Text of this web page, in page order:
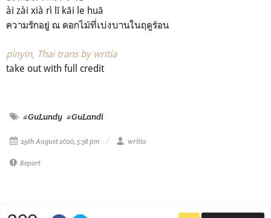
ài zài xià rì lǐ kāi le huā
ความรักอยู่ ณ ดอกไม้ที่เบ่งบานในฤดูร้อน
pinyin, Thai trans by writia
take out with full credit
#GuLundy #GuLandi
29th August 2020, 5:38 pm writia
Report